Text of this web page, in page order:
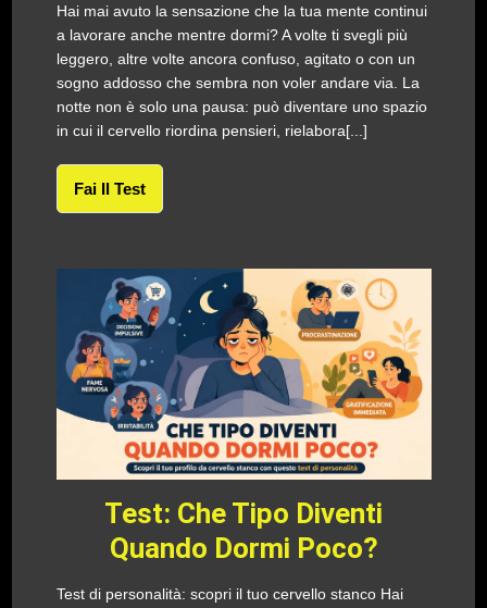
Hai mai avuto la sensazione che la tua mente continui
a lavorare anche mentre dormi? A volte ti svegli più
leggero, altre volte ancora confuso, agitato o con un
sogno addosso che sembra non voler andare via. La
notte non è solo una pausa: può diventare uno spazio
in cui il cervello riordina pensieri, rielabora[...]
Fai Il Test
Test: Che Tipo Diventi
Quando Dormi Poco?
Test di personalità: scopri il tuo cervello stanco Hai